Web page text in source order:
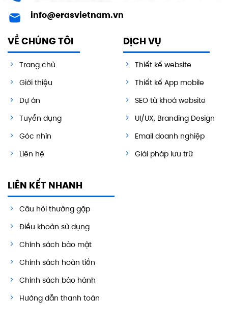
info@erasvietnam.vn
VỀ CHÚNG TÔI
Trang chủ
Giới thiệu
Dự án
Tuyển dụng
Góc nhìn
Liên hệ
DỊCH VỤ
Thiết kế website
Thiết kế App mobile
SEO từ khoá website
UI/UX, Branding Design
Email doanh nghiệp
Giải pháp lưu trữ
LIÊN KẾT NHANH
Câu hỏi thường gặp
Điều khoản sử dụng
Chính sách bảo mật
Chính sách hoàn tiền
Chính sách bảo hành
Hướng dẫn thanh toán